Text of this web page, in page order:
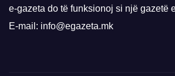
e-gazeta do të funksionoj si një gazetë
E-mail: info@egazeta.mk